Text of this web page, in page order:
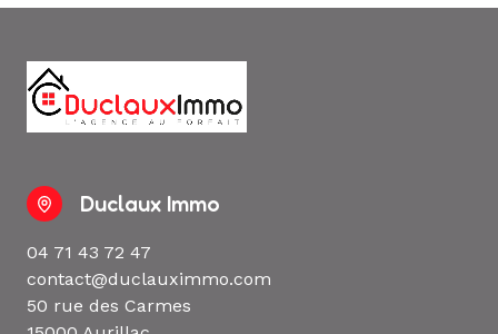
Duclaux Immo
04 71 43 72 47
contact@duclauximmo.com
50 rue des Carmes